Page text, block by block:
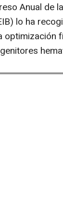
Anual de
lo ha
optimización